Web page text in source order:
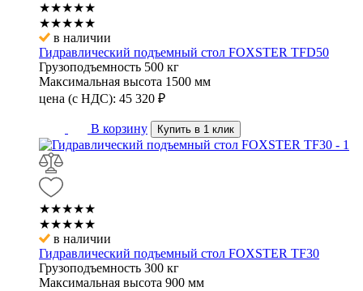
★★★★★
★★★★★
в наличии
Гидравлический подъемный стол FOXSTER TFD50
Грузоподъемность 500 кг
Максимальная высота 1500 мм
цена (с НДС): 45 320 ₽
В корзину Купить в 1 клик
★★★★★
★★★★★
в наличии
Гидравлический подъемный стол FOXSTER TF30
Грузоподъемность 300 кг
Максимальная высота 900 мм